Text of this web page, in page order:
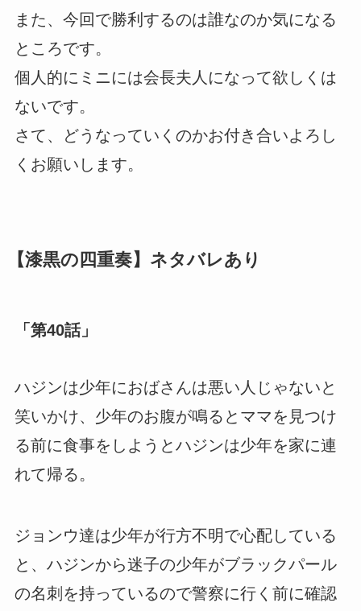
また、今回で勝利するのは誰なのか気になる
ところです。
個人的にミニには会長夫人になって欲しくは
ないです。
さて、どうなっていくのかお付き合いよろし
くお願いします。
【漆黒の四重奏】ネタバレあり
「第40話」
ハジンは少年におばさんは悪い人じゃないと
笑いかけ、少年のお腹が鳴るとママを見つけ
る前に食事をしようとハジンは少年を家に連
れて帰る。
ジョンウ達は少年が行方不明で心配している
と、ハジンから迷子の少年がブラックパール
の名刺を持っているので警察に行く前に確認